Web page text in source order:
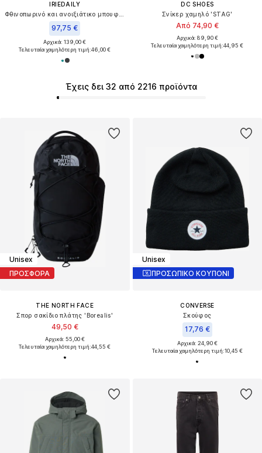
IRIEDAILY
97,75 €
Αρχικά: 139,00 €
Τελευταία χαμηλότερη τιμή:46,00 €
DC SHOES
Σνίκερ χαμηλό 'STAG'
Από 74,90 €
Αρχικά: 89,90 €
Τελευταία χαμηλότερη τιμή:44,95 €
Unisex
ΠΡΟΣΦΟΡΑ
THE NORTH FACE
Σπορ σακίδιο πλάτης 'Borealis'
49,50 €
Αρχικά: 55,00 €
Τελευταία χαμηλότερη τιμή:44,55 €
Unisex
ΠΡΟΣΩΠΙΚΟ ΚΟΥΠΟΝΙ
CONVERSE
Σκούφος
17,76 €
Αρχικά: 24,90 €
Τελευταία χαμηλότερη τιμή:10,45 €
Έχεις δει 32 από 2216 προϊόντα